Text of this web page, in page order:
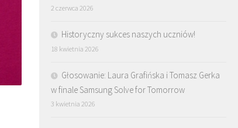
2 czerwca 2026
Historyczny sukces naszych uczniów!
18 kwietnia 2026
Głosowanie: Laura Grafińska i Tomasz Gerka
w finale Samsung Solve for Tomorrow
3 kwietnia 2026